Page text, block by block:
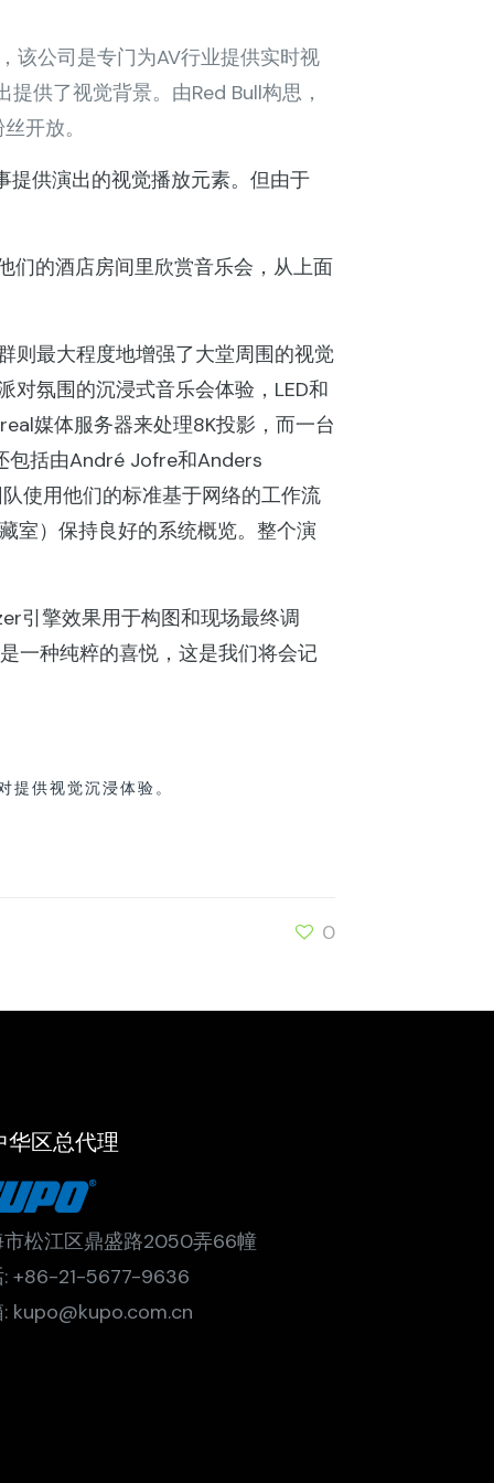
该公司是专门为AV行业提供实时视
供了视觉背景。由Red Bull构思，
开放。
供演出的视觉播放元素。但由于
的酒店房间里欣赏音乐会，从上面
最大程度地增强了大堂周围的视觉
对氛围的沉浸式音乐会体验，LED和
媒体服务器来处理8K投影，而一台
包括由André Jofre和Anders
使用他们的标准基于网络的工作流
室）保持良好的系统概览。整个演
擎效果用于构图和现场最终调
一种纯粹的喜悦，这是我们将会记
供视觉沉浸体验。
0
华区总代理
市松江区鼎盛路2050弄66幢
: +86-21-5677-9636
kupo@kupo.com.cn